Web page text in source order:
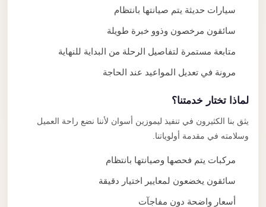
سيارات حديثة يتم صيانتها بانتظام
سائقون مرخصون وذوو خبرة طويلة
متابعة مستمرة لتفاصيل الرحلة من البداية للنهاية
مرونة في تعديل المواعيد عند الحاجة
لماذا تختار خدمتنا؟
يثق بنا الكثيرون في تنفيذ ليموزين أسوان لأننا نضع راحة العميل
وسلامته في مقدمة أولوياتنا.
مركبات يتم فحصها وصيانتها بانتظام
سائقون يخضعون لمعايير اختيار دقيقة
أسعار واضحة دون مفاجآت